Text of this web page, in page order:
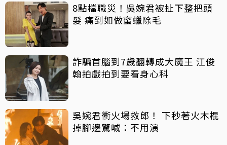
8點檔職災！吳婉君被扯下整把頭
髮 痛到如做蜜蠟除毛
詐騙首腦到7歲翻轉成大魔王 江俊
翰拍戲拍到要看身心科
吳婉君衝火場救郎！ 下秒著火木棍
掉腳邊驚喊：不用演